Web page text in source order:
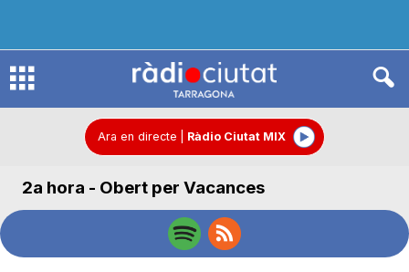
R
d
Ara en directe Ràdio Ciutat MIX
2a hora - Obert per Vacances